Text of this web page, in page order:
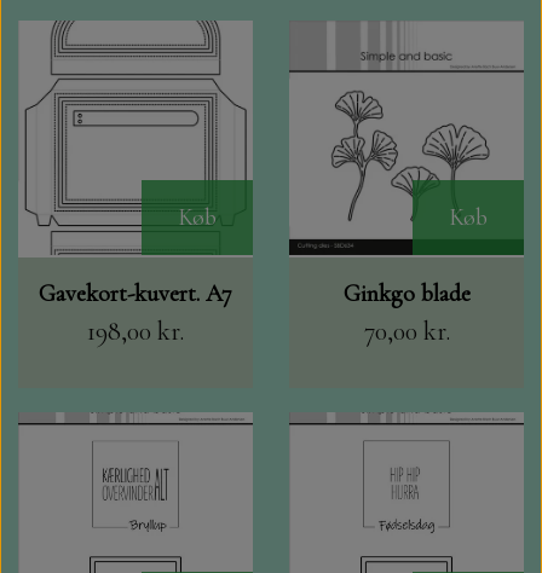
Køb
Gavekort-kuvert. A7
198,00 kr.
Køb
Ginkgo blade
70,00 kr.